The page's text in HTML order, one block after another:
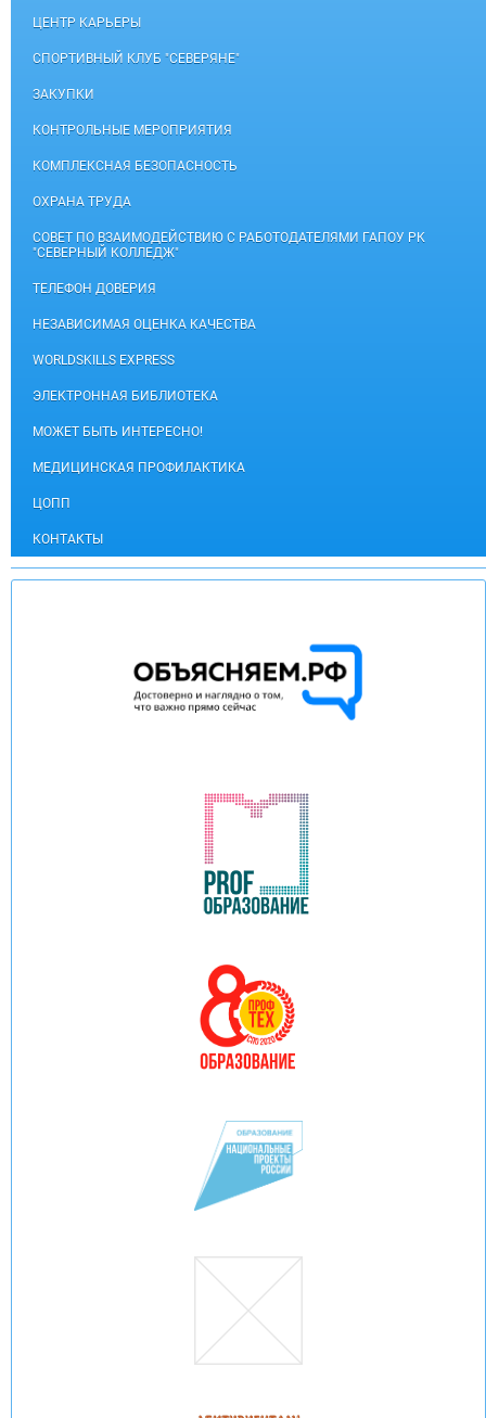
ЦЕНТР КАРЬЕРЫ
СПОРТИВНЫЙ КЛУБ "СЕВЕРЯНЕ"
ЗАКУПКИ
КОНТРОЛЬНЫЕ МЕРОПРИЯТИЯ
КОМПЛЕКСНАЯ БЕЗОПАСНОСТЬ
ОХРАНА ТРУДА
СОВЕТ ПО ВЗАИМОДЕЙСТВИЮ С РАБОТОДАТЕЛЯМИ ГАПОУ РК
"СЕВЕРНЫЙ КОЛЛЕДЖ"
ТЕЛЕФОН ДОВЕРИЯ
НЕЗАВИСИМАЯ ОЦЕНКА КАЧЕСТВА
WORLDSKILLS EXPRESS
ЭЛЕКТРОННАЯ БИБЛИОТЕКА
МОЖЕТ БЫТЬ ИНТЕРЕСНО!
МЕДИЦИНСКАЯ ПРОФИЛАКТИКА
ЦОПП
КОНТАКТЫ